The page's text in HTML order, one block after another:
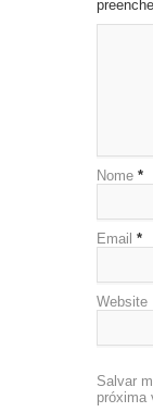
Nome *
Email *
Website
Salvar
próxima